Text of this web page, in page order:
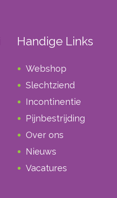
Handige Links
Webshop
Slechtziend
Incontinentie
Pijnbestrijding
Over ons
Nieuws
Vacatures